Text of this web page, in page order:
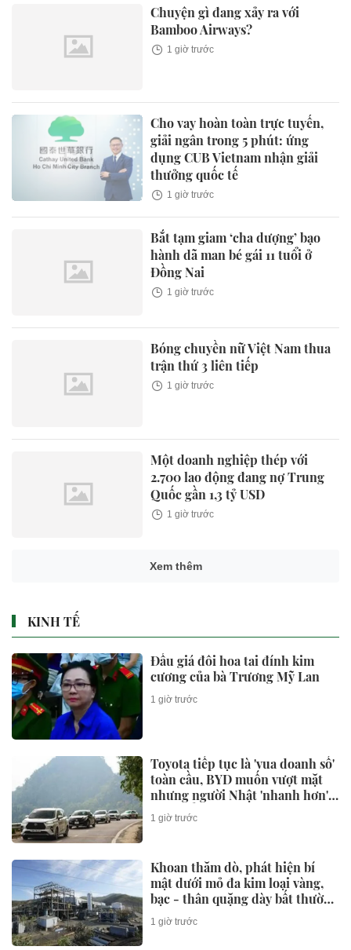
Chuyện gì đang xảy ra với
Bamboo Airways?
1 giờ trước
Cho vay hoàn toàn trực tuyến,
giải ngân trong 5 phút: ứng
dụng CUB Vietnam nhận giải
thưởng quốc tế
1 giờ trước
Bắt tạm giam ‘cha dượng’ bạo
hành dã man bé gái 11 tuổi ở
Đồng Nai
1 giờ trước
Bóng chuyền nữ Việt Nam thua
trận thứ 3 liên tiếp
1 giờ trước
Một doanh nghiệp thép với
2.700 lao động đang nợ Trung
Quốc gần 1,3 tỷ USD
1 giờ trước
Xem thêm
KINH TẾ
Đấu giá đôi hoa tai đính kim
cương của bà Trương Mỹ Lan
1 giờ trước
Toyota tiếp tục là 'vua doanh số'
toàn cầu, BYD muốn vượt mặt
nhưng người Nhật 'nhanh hơn' ở
một điểm
1 giờ trước
Khoan thăm dò, phát hiện bí
mật dưới mỏ đa kim loại vàng,
bạc - thân quặng dày bất thường
hé lộ dư địa khai thác lớn
1 giờ trước